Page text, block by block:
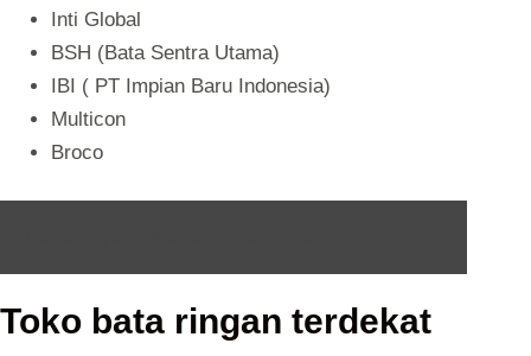
Inti Global
BSH (Bata Sentra Utama)
IBI ( PT Impian Baru Indonesia)
Multicon
Broco
Toko bata ringan terdekat